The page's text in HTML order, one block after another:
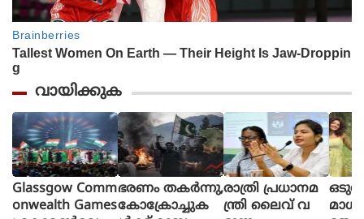
വായിക്കുക
Glassgow Comm
onwealth Games
ഭരണം തകര്‍ന്നു,
കോക്രോച്ചുക
രാത്രി പ്രധാനമ
ന്ത്രി ലൈവ് വ